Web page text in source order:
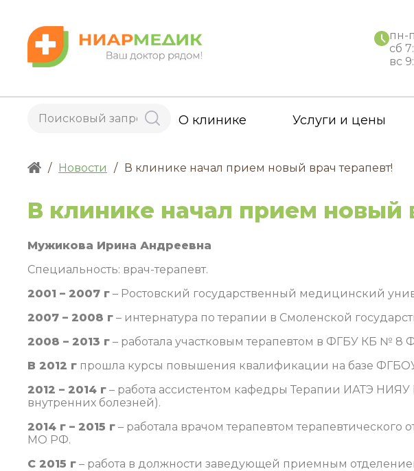
пн-
сб
вс
О клинике Услуги и цены
/ Новости / В клинике начал прием новый врач терапевт!
В клинике начал прием новый
Мужикова Ирина Андреевна
Специальность: врач-терапевт.
2001 – 2007 г – Ростовский государственный медицинский
2007 – 2008 г – интернатура по терапии в Смоленской
2008 – 2013 г – работала участковым терапевтом в ФГБУ КБ № 8
В 2012 г прошла курсы повышения квалификации на базе
2012 – 2014 г – работа ассистентом кафедры Терапии ИАТЭ
внутренних болезней).
2014 г – 2015 г – работала врачом терапевтом
МО РФ.
С 2015 г – работа в должности заведующей приемным